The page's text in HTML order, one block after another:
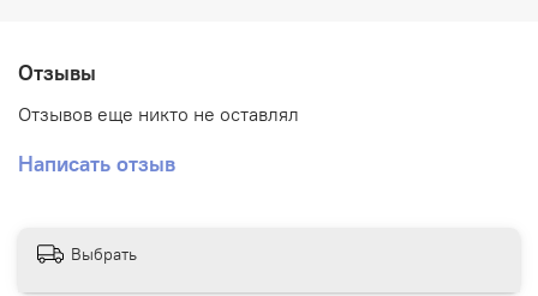
Отзывы
Отзывов еще никто не оставлял
Написать отзыв
Выбрать